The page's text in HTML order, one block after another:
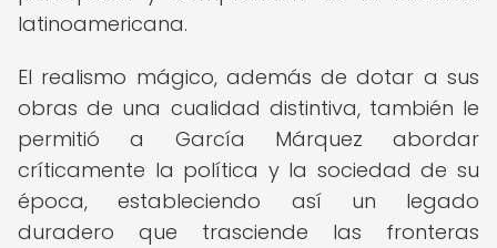
latinoamericana.
El realismo mágico, además de dotar a sus
obras de una cualidad distintiva, también le
permitió a García Márquez abordar
críticamente la política y la sociedad de su
época, estableciendo así un legado
duradero que trasciende las fronteras